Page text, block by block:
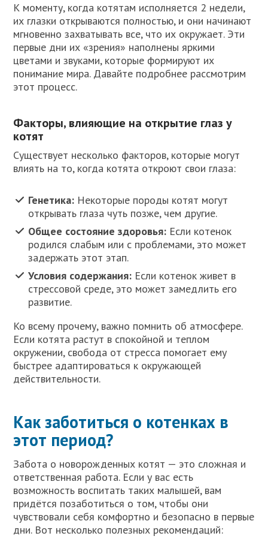
К моменту, когда котятам исполняется 2 недели,
их глазки открываются полностью, и они начинают
мгновенно захватывать все, что их окружает. Эти
первые дни их «зрения» наполнены яркими
цветами и звуками, которые формируют их
понимание мира. Давайте подробнее рассмотрим
этот процесс.
Факторы, влияющие на открытие глаз у
котят
Существует несколько факторов, которые могут
влиять на то, когда котята откроют свои глаза:
Генетика: Некоторые породы котят могут
открывать глаза чуть позже, чем другие.
Общее состояние здоровья: Если котенок
родился слабым или с проблемами, это может
задержать этот этап.
Условия содержания: Если котенок живет в
стрессовой среде, это может замедлить его
развитие.
Ко всему прочему, важно помнить об атмосфере.
Если котята растут в спокойной и теплом
окружении, свобода от стресса помогает ему
быстрее адаптироваться к окружающей
действительности.
Как заботиться о котенках в
этот период?
Забота о новорожденных котят — это сложная и
ответственная работа. Если у вас есть
возможность воспитать таких малышей, вам
придётся позаботиться о том, чтобы они
чувствовали себя комфортно и безопасно в первые
дни. Вот несколько полезных рекомендаций: